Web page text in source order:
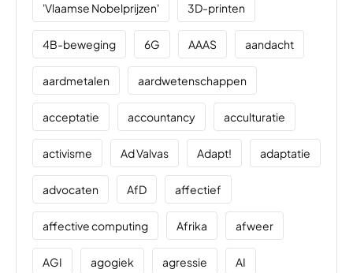
'Vlaamse Nobelprijzen' 3D-printen
4B-beweging 6G AAAS aandacht
aardmetalen aardwetenschappen
acceptatie accountancy acculturatie
activisme Ad Valvas Adapt! adaptatie
advocaten AfD affectief
affective computing Afrika afweer
AGI agogiek agressie AI